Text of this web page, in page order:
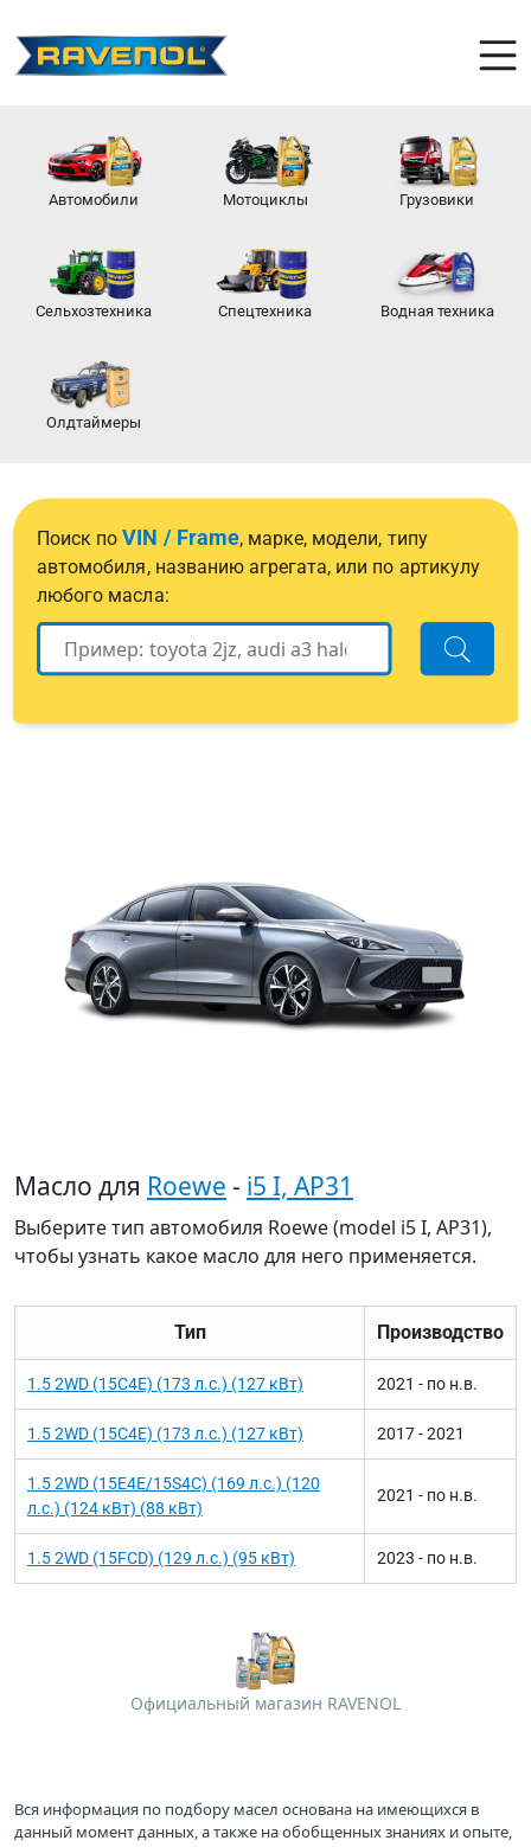
Автомобили Мотоциклы Грузовики
Сельхозтехника Спецтехника Водная техника
Олдтаймеры
Поиск поVIN / Frame, марке, модели, типу
автомобиля, названию агрегата, или по артикулу
любого масла:
Масло для Roewe - i5 I, AP31
Выберите тип автомобиля Roewe (model i5 I, AP31),
чтобы узнать какое масло для него применяется.
Тип Производство
1.5 2WD (15C4E) (173 л.с.) (127 кВт) 2021 - по н.в.
1.5 2WD (15C4E) (173 л.с.) (127 кВт) 2017 - 2021
1.5 2WD (15E4E/15S4C) (169 л.с.) (120
л.с.) (124 кВт) (88 кВт)
2021 - по н.в.
1.5 2WD (15FCD) (129 л.с.) (95 кВт) 2023 - по н.в.
Официальный магазин RAVENOL
Вся информация по подбору масел основана на имеющихся в
данный момент данных, а также на обобщенных знаниях и опыте,